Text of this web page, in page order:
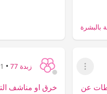
بالبشرة
عرض القائمة
عن
زبدة 77 •
خرق او مناشف